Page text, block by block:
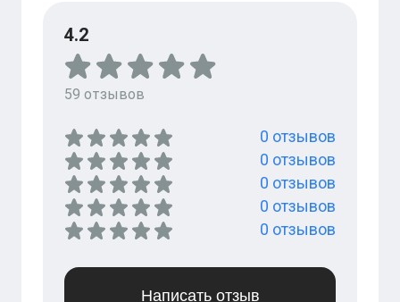
4.2
59 отзывов
0 отзывов
0 отзывов
0 отзывов
0 отзывов
0 отзывов
Написать отзыв